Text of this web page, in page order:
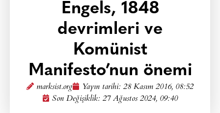
Engels, 1848
devrimleri ve
Komünist
Manifesto’nun önemi
marksist.org Yayın tarihi: 28 Kasım 2016, 08:52
Son Değişiklik: 27 Ağustos 2024, 09:40